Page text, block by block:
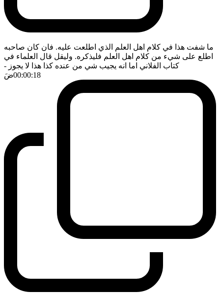
ما شفت هذا في كلام اهل العلم الذي اطلعت عليه. فان كان صاحبه
اطلع على شيء من كلام اهل العلم فليذكره. وليقل قال العلماء في
كتاب الفلاني اما انه يجيب شي من عنده كذا هذا لا يجوز -
00:00:18ضَ